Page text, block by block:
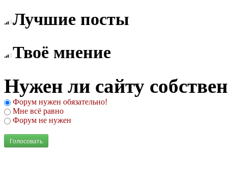
Лучшие посты
Твоё мнение
Нужен ли сайту
Форум нужен обязательно!
Мне всё равно
Форум не нужен
Голосовать